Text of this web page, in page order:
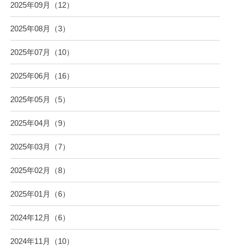
2025年09月（12）
2025年08月（3）
2025年07月（10）
2025年06月（16）
2025年05月（5）
2025年04月（9）
2025年03月（7）
2025年02月（8）
2025年01月（6）
2024年12月（6）
2024年11月（10）